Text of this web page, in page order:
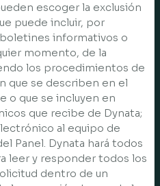
escoger la exclusión
puede incluir, por
informativos o
momento, de la
los procedimientos de
que se describen en el
o que se incluyen en
que recibe de Dynata;
al equipo de
Panel. Dynata hará todos
leer y responder todos los
dentro de un